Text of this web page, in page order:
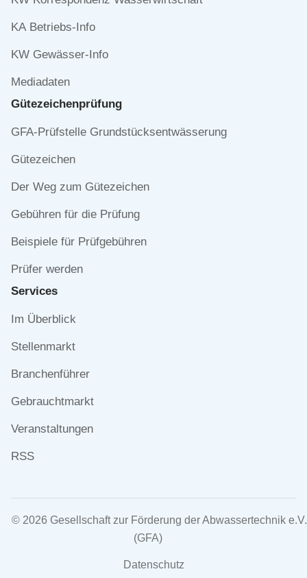
KA Betriebs-Info
KW Gewässer-Info
Mediadaten
Gütezeichen­prüfung
Navigation
GFA-Prüfstelle Grundstücksentwässerung
Gütezeichen
Der Weg zum Gütezeichen
Gebühren für die Prüfung
Beispiele für Prüfgebühren
Prüfer werden
Services
Navigation
Im Überblick
Stellenmarkt
Branchenführer
Gebrauchtmarkt
Veranstaltungen
RSS
© 2026 Gesellschaft zur Förderung der Abwassertechnik e.V.
(GFA)
Navigation
Datenschutz